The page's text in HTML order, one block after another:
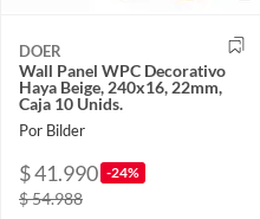
DOER
Wall Panel WPC Decorativo
Haya Beige, 240x16, 22mm,
Caja 10 Unids.
Por Bilder
$ 41.990 -24%
$ 54.988